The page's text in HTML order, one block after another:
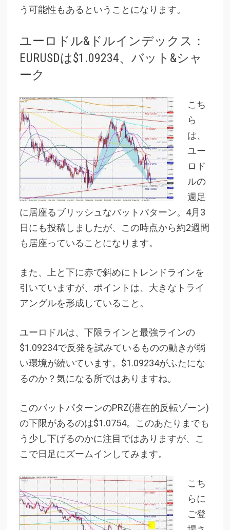
う可能性もあるということになります。
ユーロドル&ドルインデックス：
EURUSDは$1.09234、バット&シャ
ーク
こち
ら
は、
ユー
ロド
ルの
週足
に居座るブリッシュなバットパターン。 4月3
日にも投稿しましたが、この時点から約2週間
も居座っていることになります。
また、上と下に赤で斜めにトレンドラインを
引いていますが、ポイントは、大きなトライ
アングルを形成していること。
ユーロドルは、下限ラインと最強ラインの
$1.09234で反発を試みているものの動きが弱
い環境が続いています。$1.09234がふたにな
るのか？気になる所ではありますね。
このバットパターンのPRZ(潜在的反転ゾーン)
の下限があるのは$1.0754。このあたりまでも
う少し下げるのかに注目ではありますが、こ
こで日足にズームインしてみます。
こち
らに
ご登